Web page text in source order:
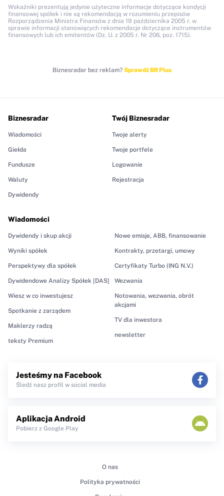
Wskaźniki prezentują jedynie użyteczne informacje dotyczące kondycji
finansowej spółek i nie są rekomendacją w rozumieniu przepisów
Rozporządzenia Ministra Finansów z dnia 19 października 2005 r. w
sprawie informacji stanowiących rekomendacje dotyczące instrumentów
finansowych lub ich emitentów (Dz. U. z 2005 r. Nr 206, poz. 1715).
Biznesradar bez reklam? Sprawdź BR Plus
Biznesradar
Wiadomości
Giełda
Fundusze
Waluty
Dywidendy
Wiadomości
Dywidendy i skup akcji
Wyniki spółek
Perspektywy dla spółek
Dywidendowe Analizy Spółek [DAS]
Wiesz w co inwestujesz
Spotkanie z zarządem
Maklerzy radzą
teksty Premium
Nowe emisje, ABB, finansowanie
Kontrakty, przetargi, umowy
Certyfikaty Turbo (ING N.V.)
Wezwania
Notowania, wezwania, obrót
akcjami
TV dla inwestora
newsletter
Twój Biznesradar
Twoje alerty
Twoje portfele
Logowanie
Rejestracja
Jesteśmy na Facebook
Śledź nasz profil w social media
Aplikacja Android
Pobierz z Google Play
O nas
Polityka prywatności